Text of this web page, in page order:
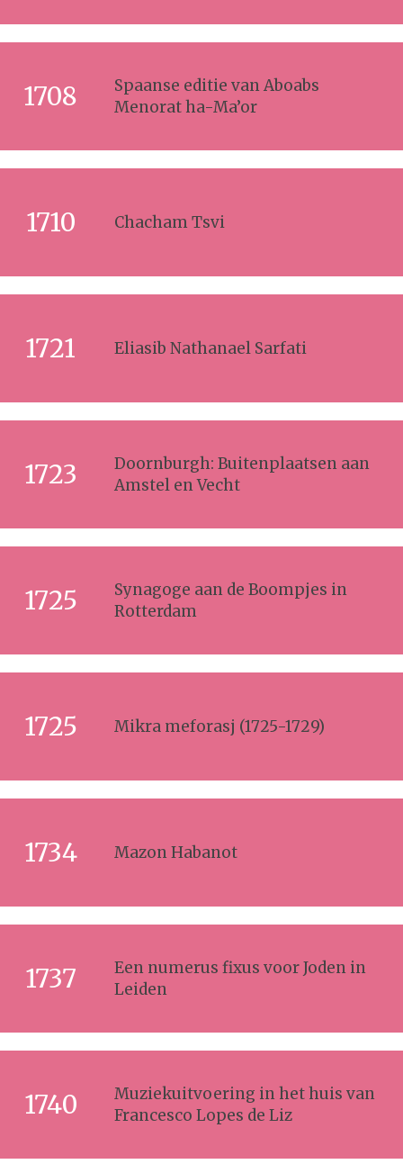
1708
Spaanse editie van Aboabs
Menorat ha-Ma’or
1710 Chacham Tsvi
1721 Eliasib Nathanael Sarfati
1723
Doornburgh: Buitenplaatsen aan
Amstel en Vecht
1725
Synagoge aan de Boompjes in
Rotterdam
1725 Mikra meforasj (1725-1729)
1734 Mazon Habanot
1737
Een numerus fixus voor Joden in
Leiden
1740
Muziekuitvoering in het huis van
Francesco Lopes de Liz